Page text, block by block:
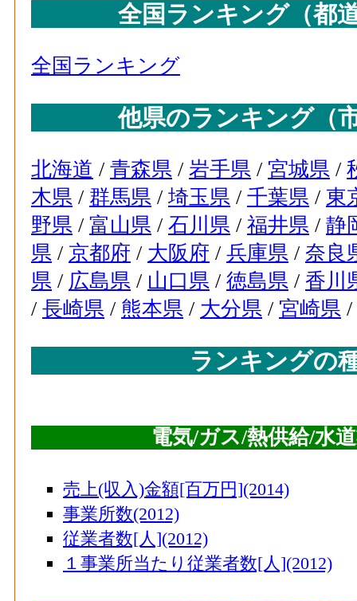
全国ランキング（都
全国ランキング
他県のランキング（
北海道 / 青森県 / 岩手県 / 宮城県 /
木県 / 群馬県 / 埼玉県 / 千葉県 / 東
野県 / 富山県 / 石川県 / 福井県 / 静
県 / 京都府 / 大阪府 / 兵庫県 / 奈良
県 / 広島県 / 山口県 / 徳島県 / 香川
/ 長崎県 / 熊本県 / 大分県 / 宮崎県 /
ランキングの
電気/ガス/熱供給/水
売上(収入)金額[百万円](2014)
事業所数(2012)
従業者数[人](2012)
１事業所当たり従業者数[人](2012)